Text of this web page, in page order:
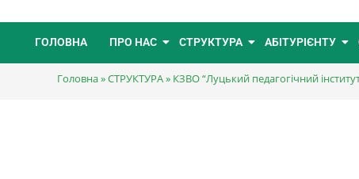
ГОЛОВНА ПРО НАС СТРУКТУРА АБІТУРІЄНТУ
Головна»СТРУКТУРА» КЗВО “Луцький педагогічний